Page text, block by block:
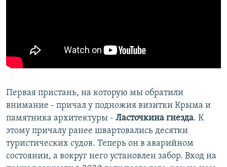
Первая пристань, на которую мы обратили
внимание - причал у подножия визитки Крыма и
памятника архитектуры - Ласточкина гнезда. К
этому причалу ранее швартовались десятки
туристических судов. Теперь он в аварийном
состоянии, а вокруг него установлен забор. Вход на